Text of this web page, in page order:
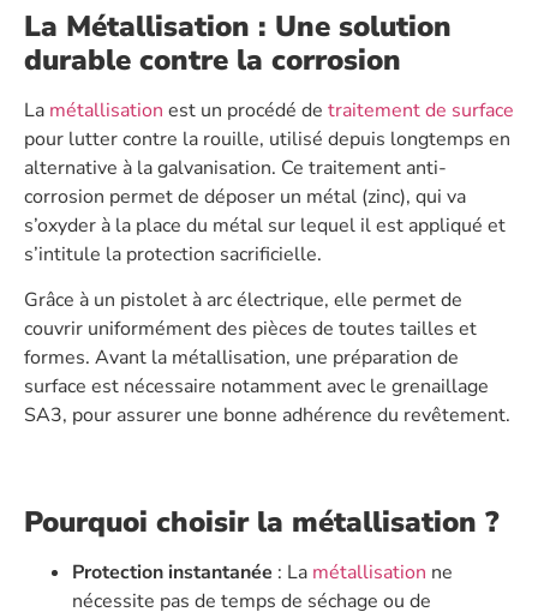
La Métallisation : Une solution
durable contre la corrosion
La métallisation est un procédé de traitement de surface
pour lutter contre la rouille, utilisé depuis longtemps en
alternative à la galvanisation. Ce traitement anti-
corrosion permet de déposer un métal (zinc), qui va
s’oxyder à la place du métal sur lequel il est appliqué et
s’intitule la protection sacrificielle.
Grâce à un pistolet à arc électrique, elle permet de
couvrir uniformément des pièces de toutes tailles et
formes. Avant la métallisation, une préparation de
surface est nécessaire notamment avec le grenaillage
SA3, pour assurer une bonne adhérence du revêtement.
Pourquoi choisir la métallisation ?
Protection instantanée : La métallisation ne
nécessite pas de temps de séchage ou de